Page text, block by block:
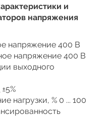
и
напряжения
напряжение 400 В
напряжение 400 В
выходного
нагрузки, % 0 ... 100